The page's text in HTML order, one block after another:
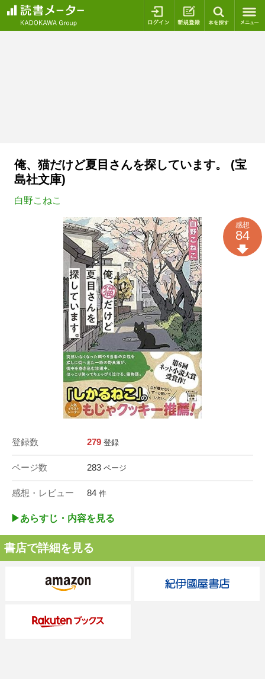
ログイン 新規登録
俺、猫だけど夏目さんを探しています。 (宝
島社文庫)
白野こねこ
登録数 279 登録
ページ数 283 ページ
感想・レビュー 84 件
感想
84
▶︎あらすじ・内容を見る
書店で詳細を見る